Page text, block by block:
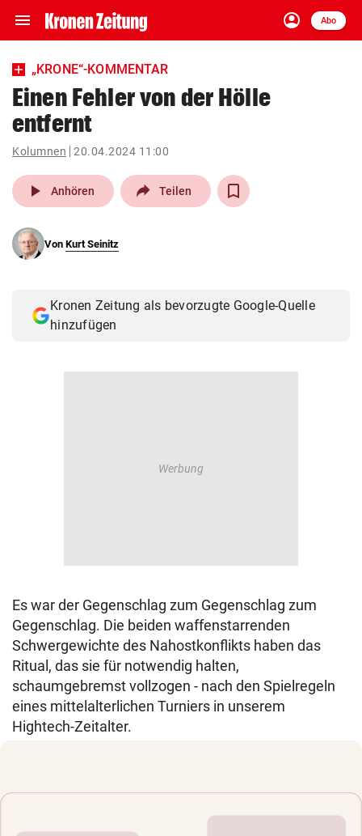
menu Navigation
ein-/ausklappen
account_circle
Anmelden
Abo
close Schließen
account_circle Anmelden
pin_drop
Wien arrow_right
„KRONE“-KOMMENTAR
Einen Fehler von der Hölle
entfernt
Kolumnen 20.04.2024 11:00
play_arrow Anhören Teilen
Von Kurt Seinitz
Kronen Zeitung als bevorzugte Google-Quelle
hinzufügen
Es war der Gegenschlag zum Gegenschlag zum
Gegenschlag. Die beiden waffenstarrenden
Schwergewichte des Nahostkonflikts haben das
Ritual, das sie für notwendig halten,
schaumgebremst vollzogen - nach den Spielregeln
eines mittelalterlichen Turniers in unserem
Hightech-Zeitalter.